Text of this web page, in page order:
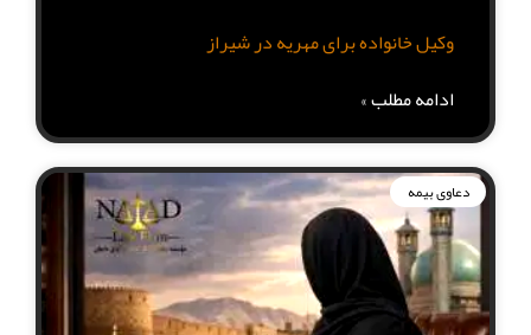
وکیل خانواده برای مهریه در شیراز
ادامه مطلب »
دعاوی بیمه